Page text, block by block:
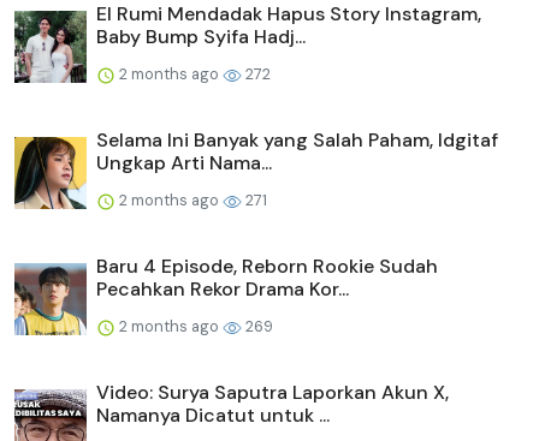
El Rumi Mendadak Hapus Story Instagram,
Baby Bump Syifa Hadj...
2 months ago 272
Selama Ini Banyak yang Salah Paham, Idgitaf
Ungkap Arti Nama...
2 months ago 271
Baru 4 Episode, Reborn Rookie Sudah
Pecahkan Rekor Drama Kor...
2 months ago 269
Video: Surya Saputra Laporkan Akun X,
Namanya Dicatut untuk ...